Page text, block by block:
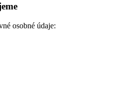
osobné údaje: